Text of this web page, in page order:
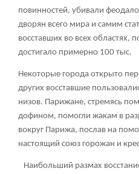
повинностей, убивали
дворян всего мира и самим
восставших во всех областях,
достигало примерно 100 тыс.
Некоторые города открыто
других восставшие
низов. Парижане, стремясь
дофином, помогли жакам в
вокруг Парижа, послав на
настоящий союз горожан и
Наибольший размах